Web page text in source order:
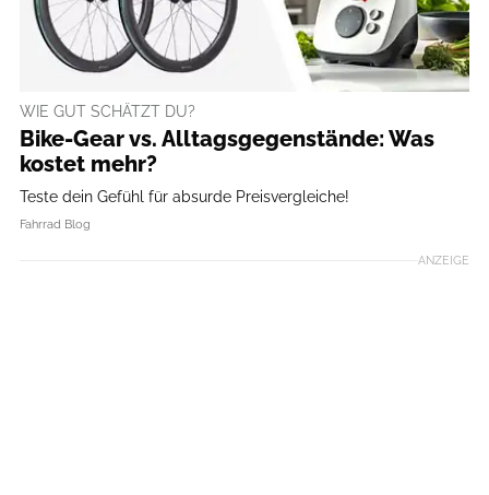
WIE GUT SCHÄTZT DU?
Bike-Gear vs. Alltagsgegenstände: Was
kostet mehr?
Teste dein Gefühl für absurde Preisvergleiche!
Fahrrad Blog
ANZEIGE